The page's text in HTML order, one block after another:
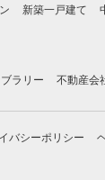
新築一戸建て
ラリー 不動産会
バシーポリシー